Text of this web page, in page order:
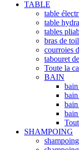
TABLE
table
table
tables
bras de
courroies
tabouret
Toute la
BAIN
bain
SHAMPOING